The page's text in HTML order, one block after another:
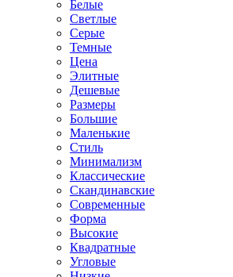
Белые
Светлые
Серые
Темные
Цена
Элитные
Дешевые
Размеры
Большие
Маленькие
Стиль
Минимализм
Классические
Скандинавские
Современные
Форма
Высокие
Квадратные
Угловые